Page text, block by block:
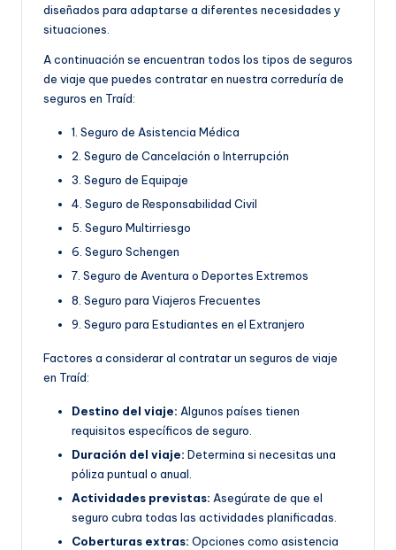
diseñados para adaptarse a diferentes necesidades y
situaciones.
A continuación se encuentran todos los tipos de seguros
de viaje que puedes contratar en nuestra correduría de
seguros en Traíd:
1. Seguro de Asistencia Médica
2. Seguro de Cancelación o Interrupción
3. Seguro de Equipaje
4. Seguro de Responsabilidad Civil
5. Seguro Multirriesgo
6. Seguro Schengen
7. Seguro de Aventura o Deportes Extremos
8. Seguro para Viajeros Frecuentes
9. Seguro para Estudiantes en el Extranjero
Factores a considerar al contratar un seguros de viaje
en Traíd:
Destino del viaje: Algunos países tienen
requisitos específicos de seguro.
Duración del viaje: Determina si necesitas una
póliza puntual o anual.
Actividades previstas: Asegúrate de que el
seguro cubra todas las actividades planificadas.
Coberturas extras: Opciones como asistencia